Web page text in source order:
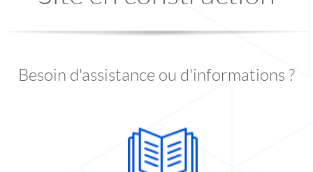
Besoin d'assistance ou d'informations ?